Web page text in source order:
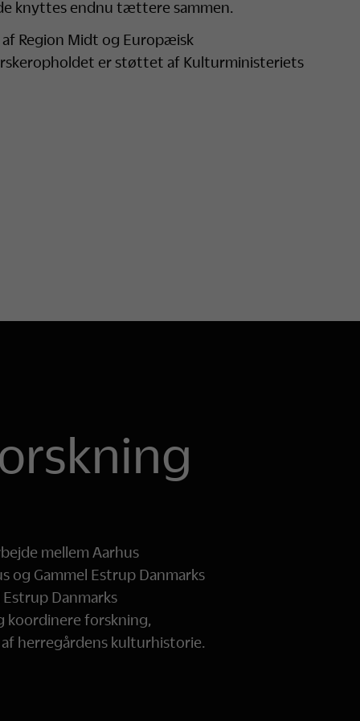
knyttes endnu tættere sammen.
Region Midt og Europæisk
er støttet af Kulturministeriets
mellem Aarhus
og Gammel Estrup Danmarks
Danmarks
koordinere forskning,
herregårdens kulturhistorie.